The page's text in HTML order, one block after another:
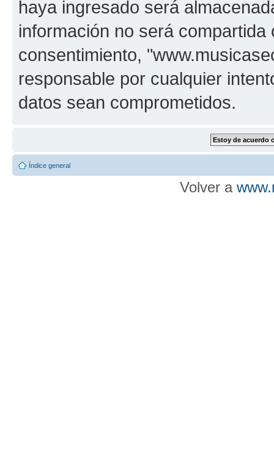
haya ingresado será
información no será
consentimiento,
responsable por cualquier
datos sean comprometidos.
Índice general
Volver a